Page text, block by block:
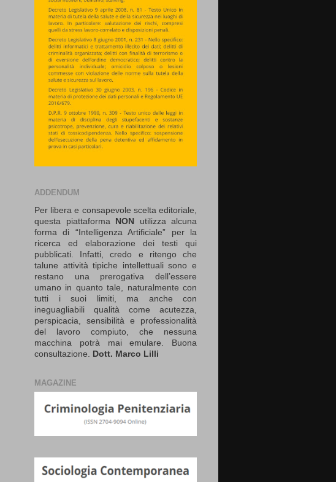
ADDENDUM
Per libera e consapevole scelta editoriale,
questa piattaforma
NON
utilizza alcuna
forma di “Intelligenza Artificiale” per la
ricerca ed elaborazione dei testi qui
pubblicati. Infatti, credo e ritengo che
talune attività tipiche intellettuali sono e
restano una prerogativa dell’essere
umano in quanto tale, naturalmente con
tutti i suoi limiti, ma anche con
ineguagliabili qualità come acutezza,
perspicacia, sensibilità e professionalità
del lavoro compiuto, che nessuna
macchina potrà mai emulare. Buona
consultazione. Dott. Marco Lilli
MAGAZINE